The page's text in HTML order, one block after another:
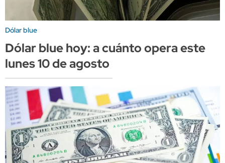
Dólar blue
Dólar blue hoy: a cuánto opera este
lunes 10 de agosto